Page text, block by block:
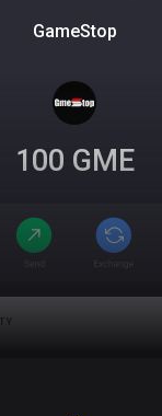
GameStop
100 GME